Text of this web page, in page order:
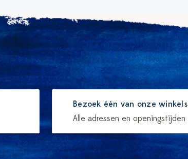
Bezoek één van onze winkels
Alle adressen en openingstijden